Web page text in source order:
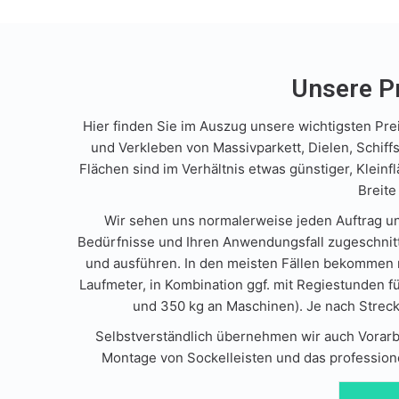
Unsere
Hier finden Sie im Auszug unsere wichtigsten
und Verkleben von Massivparkett, Dielen,
Flächen sind im Verhältnis etwas günstiger,
Wir sehen uns normalerweise jeden Auftrag
Bedürfnisse und Ihren Anwendungsfall
und ausführen. In den meisten Fällen
Laufmeter, in Kombination ggf. mit Regiestunden
und 350 kg an Maschinen). Je nach
Selbstverständlich übernehmen wir auch
Montage von Sockelleisten und das